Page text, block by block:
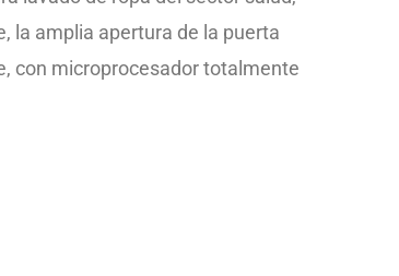
la amplia apertura de la puerta
con microprocesador totalmente